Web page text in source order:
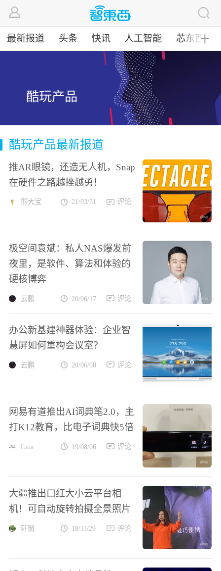
最新报道 头条 快讯 人工智能 芯东西╋
酷玩产品
酷玩产品最新报道
推AR眼镜，还造无人机，Snap
在硬件之路越挫越勇！
熊大宝 21/03/31 评论
极空间袁斌：私人NAS爆发前
夜里，是软件、算法和体验的
硬核博弈
云鹏 20/06/17 评论
办公新基建神器体验：企业智
慧屏如何重构会议室？
云鹏 20/06/08 评论
网易有道推出AI词典笔2.0，主
打K12教育，比电子词典快5倍
Lina 19/08/06 评论
大疆推出口红大小云平台相
机！可自动旋转拍摄全景照片
轩窗 18/11/29 评论